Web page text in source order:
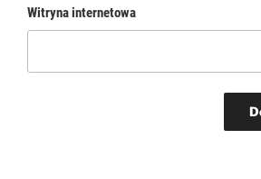
Witryna internetowa